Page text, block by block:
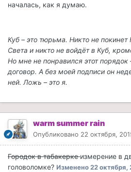
началась, как я думаю.
Куб – это тюрьма. Никто не
Света и никто не войдёт в Куб,
Но мне не понравился этот порядок
договор. А без моей подписи он
ней. Ложь – это я.
warm summer rain
Опубликовано 22 октября,
Городок в табакеркеизмерение в
головоломке? Изменено22 октября,